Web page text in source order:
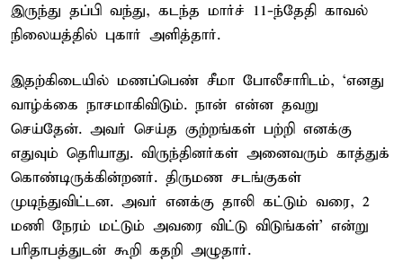
இருந்து தப்பி வந்து, கடந்த மார்ச் 11-ந்தேதி காவல்
நிலையத்தில் புகார் அளித்தார்.
இதற்கிடையில் மணப்பெண் சீமா போலீசாரிடம், ‘எனது
வாழ்க்கை நாசமாகிவிடும். நான் என்ன தவறு
செய்தேன். அவர் செய்த குற்றங்கள் பற்றி எனக்கு
எதுவும் தெரியாது. விருந்தினர்கள் அனைவரும் காத்துக்
கொண்டிருக்கின்றனர். திருமண சடங்குகள்
முடிந்துவிட்டன. அவர் எனக்கு தாலி கட்டும் வரை, 2
மணி நேரம் மட்டும் அவரை விட்டு விடுங்கள்’ என்று
பரிதாபத்துடன் கூறி கதறி அழுதார்.